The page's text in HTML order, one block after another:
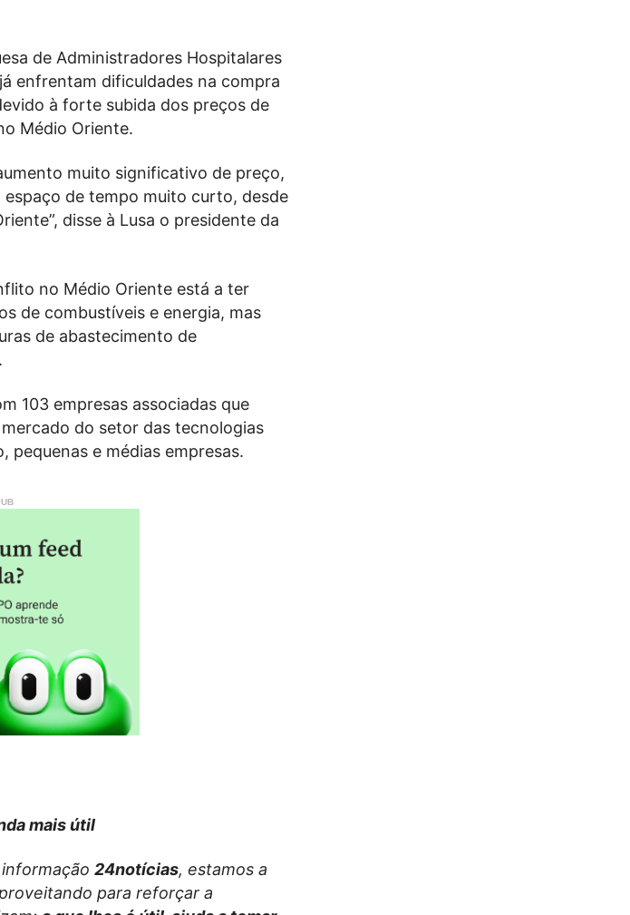
de Administradores Hospitalares
enfrentam dificuldades na compra
à forte subida dos preços de
Médio Oriente.
muito significativo de preço,
espaço de tempo muito curto, desde
disse à Lusa o presidente da
no Médio Oriente está a ter
de combustíveis e energia, mas
de abastecimento de
103 empresas associadas que
do setor das tecnologias
pequenas e médias empresas.
mais útil
24notícias, estamos a
para reforçar a